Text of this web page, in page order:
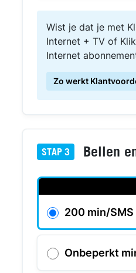
Wist je dat je met
Internet + TV of
Internet
Zo werkt
STAP 3 Bellen
200 min/SMS
Onbeperkt